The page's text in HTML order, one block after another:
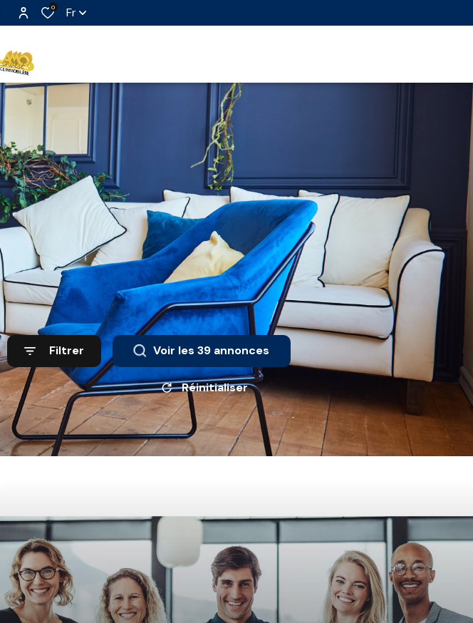
0 Fr
Filtrer Voir les 39annonces
Réinitialiser